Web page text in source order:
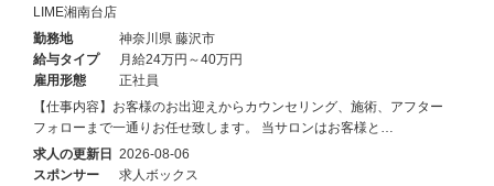
LIME湘南台店
勤務地
神奈川県 藤沢市
給与タイプ
月給24万円～40万円
雇用形態
正社員
【仕事内容】お客様のお出迎えからカウンセリング、施術、アフター
フォローまで一通りお任せ致します。 当サロンはお客様と…
求人の更新日 2026-08-06
スポンサー
求人ボックス